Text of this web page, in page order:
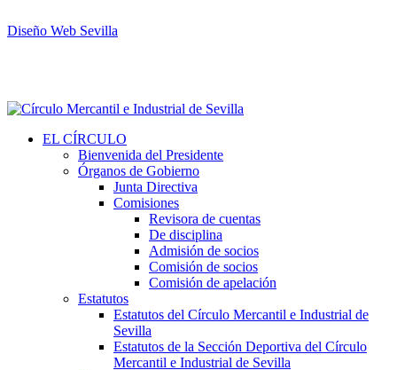
Diseño Web Sevilla
EL CÍRCULO
Bienvenida del Presidente
Órganos de Gobierno
Junta Directiva
Comisiones
Revisora de cuentas
De disciplina
Admisión de socios
Comisión de socios
Comisión de apelación
Estatutos
Estatutos del Círculo Mercantil e Industrial de
Sevilla
Estatutos de la Sección Deportiva del Círculo
Mercantil e Industrial de Sevilla